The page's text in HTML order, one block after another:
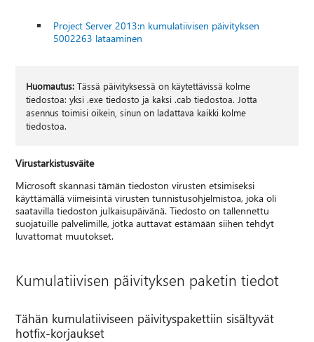
Project Server 2013:n kumulatiivisen päivityksen
5002263 lataaminen
Huomautus: Tässä päivityksessä on käytettävissä kolme
tiedostoa: yksi .exe tiedosto ja kaksi .cab tiedostoa. Jotta
asennus toimisi oikein, sinun on ladattava kaikki kolme
tiedostoa.
Virustarkistusväite
Microsoft skannasi tämän tiedoston virusten etsimiseksi
käyttämällä viimeisintä virusten tunnistusohjelmistoa, joka oli
saatavilla tiedoston julkaisupäivänä. Tiedosto on tallennettu
suojatuille palvelimille, jotka auttavat estämään siihen tehdyt
luvattomat muutokset.
Kumulatiivisen päivityksen paketin tiedot
Tähän kumulatiiviseen päivityspakettiin sisältyvät
hotfix-korjaukset